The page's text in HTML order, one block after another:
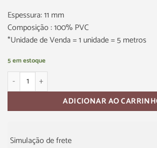
Espessura: 11 mm
Composição : 100% PVC
*Unidade de Venda = 1 unidade = 5 metros
5 em estoque
ADICIONAR AO
Simulação de frete